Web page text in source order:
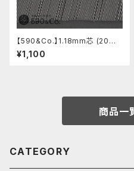
【590&Co.】1.18mm芯 (20本
入り)
¥1,100
商品一
CATEGORY